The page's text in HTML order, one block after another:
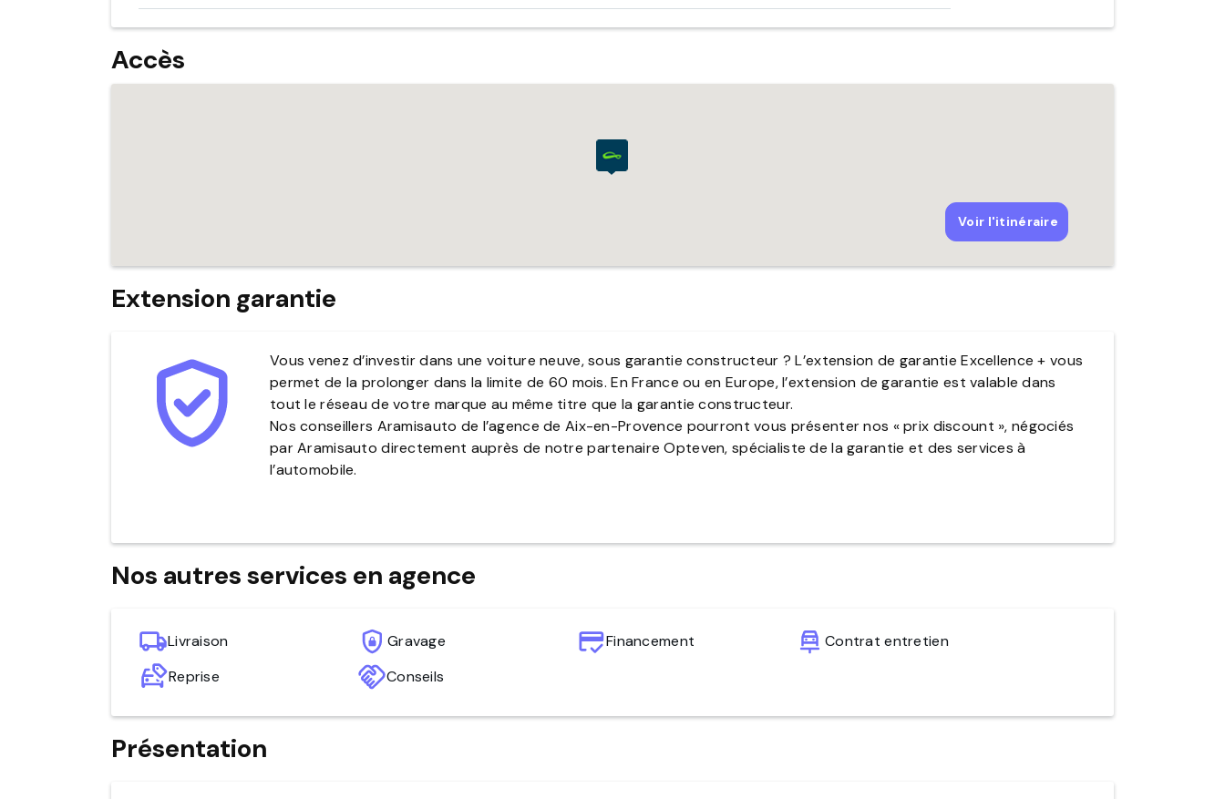
Extension garantie
Vous venez d’investir dans une voiture neuve, sous garantie constructeur ? L’extension de garantie Excellence + vous
permet de la prolonger dans la limite de 60 mois. En France ou en Europe, l’extension de garantie est valable dans
tout le réseau de votre marque au même titre que la garantie constructeur.
Nos conseillers Aramisauto de l’agence de Aix-en-Provence pourront vous présenter nos « prix discount », négociés
par Aramisauto directement auprès de notre partenaire Opteven, spécialiste de la garantie et des services à
l’automobile.
Nos autres services en agence
Livraison Gravage Financement
Contrat entretien
Reprise
Conseils
Présentation
Accès